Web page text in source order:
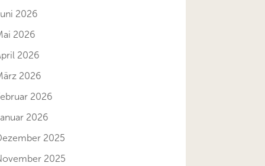
2026
2026
2026
2026
2026
2026
2025
2025